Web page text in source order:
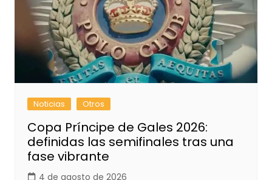
Noticias Otros
Copa Príncipe de Gales 2026:
definidas las semifinales tras una
fase vibrante
4 de agosto de 2026